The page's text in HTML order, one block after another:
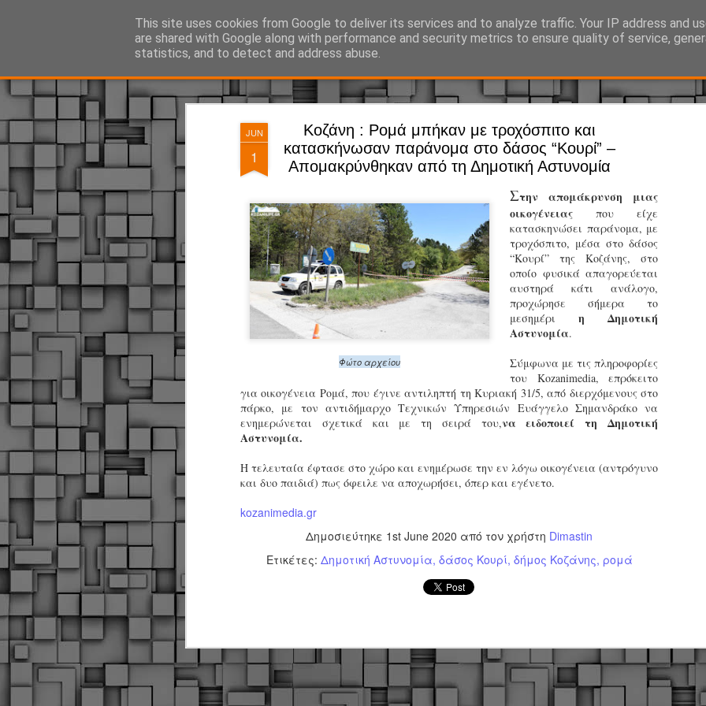
JUN
1
Κοζάνη : Ρομά μπήκαν με τροχόσπιτο και
κατασκήνωσαν παράνομα στο δάσος “Κουρί” –
Απομακρύνθηκαν από τη Δημοτική Αστυνομία
Φώτο αρχείου
Στην απομάκρυνση μιας
οικογένειας που είχε
κατασκηνώσει παράνομα, με
τροχόσπιτο, μέσα στο δάσος
“Κουρί” της Κοζάνης, στο
οποίο φυσικά απαγορεύεται
αυστηρά κάτι ανάλογο,
προχώρησε σήμερα το
μεσημέρι
η Δημοτική
Αστυνομία.
Σύμφωνα με τις πληροφορίες
του Kozanimedia, επρόκειτο
για οικογένεια Ρομά, που έγινε αντιληπτή τη Κυριακή 31/5, από διερχόμενους στο
πάρκο, με τον αντιδήμαρχο Τεχνικών Υπηρεσιών Ευάγγελο Σημανδράκο να
ενημερώνεται σχετικά και με τη σειρά του,να ειδοποιεί τη Δημοτική
Αστυνομία.
Η τελευταία έφτασε στο χώρο και ενημέρωσε την εν λόγω οικογένεια (αντρόγυνο
και δυο παιδιά) πως όφειλε να αποχωρήσει, όπερ και εγένετο.
kozanimedia.gr
Δημοσιεύτηκε 1st June 2020 από τον χρήστη Dimastin
Ετικέτες: Δημοτική Αστυνομία δάσος Κουρί δήμος Κοζάνης ρομά
This site uses cookies from Google to deliver its services and to analyze traffic. Your IP address and
are shared with Google along with performance and security metrics to ensure quality of service,
statistics, and to detect and address abuse.
ΔΗΜΟΤΙΚΗ ΑΣΤΥΝΟΜΙΑ, τα νέα! Ό, τι συμβαίνει γύρω από τη Δημοτική Αστυνομία, την τοπική
JUL
29
Ξεκινά επίσημα η
Η Δημοτική Αστυνομία
καθώς από την 1η
επιχειρησιακή
παρουσία του Δήμου
χώρους.
εκπαιδευμένους
ήδη ολοκληρώσει την
είναι έτοιμοι να
Στο πλαίσιο της
στελεχών της υπηρεσίας.
JUN
Δήμος Κοζάνης :
Αναμνηστικά
JUN
Απολογισμός των
ελέγχων σε ιδιοκτήτες
JUN
Δημοτική Αστυνομία
Θεσσαλονίκης: Ένταση